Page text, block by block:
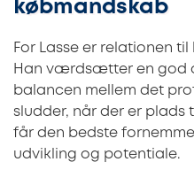
købmandskab
For Lasse er relationen
Han værdsætter en god
balancen mellem det
sludder, når der er plads
får den bedste
udvikling og potentiale.